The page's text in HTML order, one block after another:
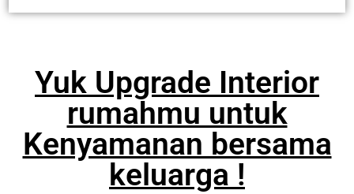
Yuk Upgrade Interior
rumahmu untuk
Kenyamanan bersama
keluarga !